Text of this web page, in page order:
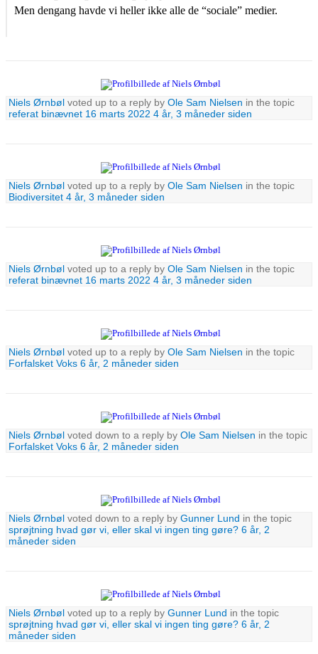
Men dengang havde vi heller ikke alle de “sociale” medier.
Niels Ørnbølvoted up to a reply by Ole Sam Nielsen in the topic
referat binævnet 16 marts 2022 4 år, 3 måneder siden
Niels Ørnbølvoted up to a reply by Ole Sam Nielsen in the topic
Biodiversitet 4 år, 3 måneder siden
Niels Ørnbølvoted up to a reply by Ole Sam Nielsen in the topic
referat binævnet 16 marts 2022 4 år, 3 måneder siden
Niels Ørnbølvoted up to a reply by Ole Sam Nielsen in the topic
Forfalsket Voks 6 år, 2 måneder siden
Niels Ørnbølvoted down to a reply by Ole Sam Nielsen in the topic
Forfalsket Voks 6 år, 2 måneder siden
Niels Ørnbølvoted down to a reply by Gunner Lund in the topic
sprøjtning hvad gør vi, eller skal vi ingen ting gøre? 6 år, 2
måneder siden
Niels Ørnbølvoted up to a reply by Gunner Lund in the topic
sprøjtning hvad gør vi, eller skal vi ingen ting gøre? 6 år, 2
måneder siden